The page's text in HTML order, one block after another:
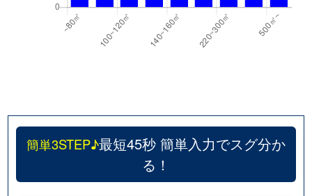
簡単3STEP♪最短45秒 簡単入力でスグ分か
る！